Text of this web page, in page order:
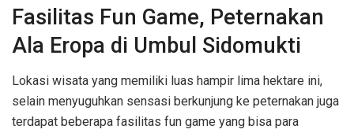
Fasilitas Fun Game, Peternakan
Ala Eropa di Umbul Sidomukti
Lokasi wisata yang memiliki luas hampir lima hektare ini,
selain menyuguhkan sensasi berkunjung ke peternakan juga
terdapat beberapa fasilitas fun game yang bisa para